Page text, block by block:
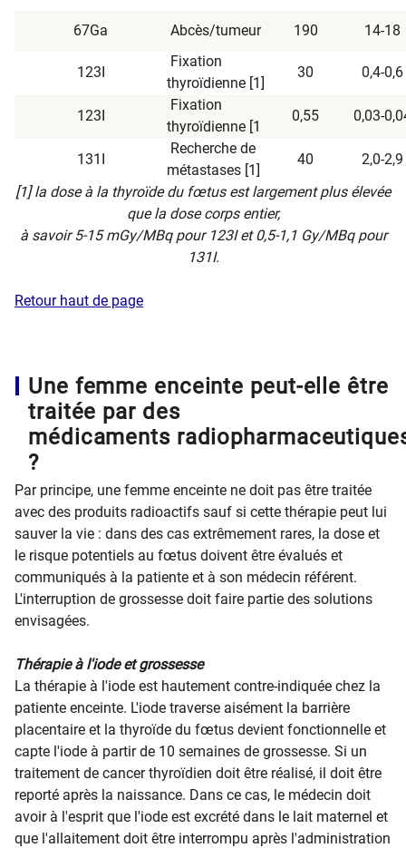
67Ga Abcès/tumeur 190 14-18
123I
Fixation
thyroïdienne [1]
30 0,4-0,6
123I
Fixation
thyroïdienne [1
0,55 0,03-
131I
Recherche de
métastases [1]
40
2,0-2,9
[1] la dose à la thyroïde du fœtus est largement plus élevée
que la dose corps entier,
à savoir 5-15 mGy/MBq pour 123I et 0,5-1,1 Gy/MBq pour
131I.
Retour haut de page
Une femme enceinte peut-elle être
traitée par des
médicaments
?
Par principe, une femme enceinte ne doit pas être traitée
avec des produits radioactifs sauf si cette thérapie peut lui
sauver la vie : dans des cas extrêmement rares, la dose et
le risque potentiels au fœtus doivent être évalués et
communiqués à la patiente et à son médecin référent.
L'interruption de grossesse doit faire partie des solutions
envisagées.
Thérapie à l'iode et grossesse
La thérapie à l'iode est hautement contre-indiquée chez la
patiente enceinte. L'iode traverse aisément la barrière
placentaire et la thyroïde du fœtus devient fonctionnelle et
capte l'iode à partir de 10 semaines de grossesse. Si un
traitement de cancer thyroïdien doit être réalisé, il doit être
reporté après la naissance. Dans ce cas, le médecin doit
avoir à l'esprit que l'iode est excrété dans le lait maternel et
que l'allaitement doit être interrompu après l'administration